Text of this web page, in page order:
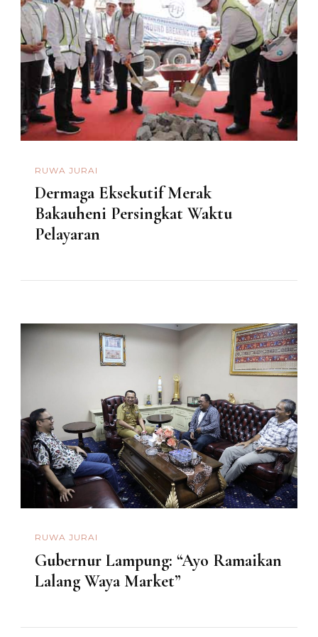
RUWA JURAI
Dermaga Eksekutif Merak
Bakauheni Persingkat Waktu
Pelayaran
RUWA JURAI
Gubernur Lampung: “Ayo Ramaikan
Lalang Waya Market”